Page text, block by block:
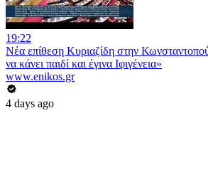
19:22
Νέα επίθεση Κυριαζίδη στην
να κάνει παιδί και έγινα Ιφιγένεια»
www.enikos.gr
4 days ago